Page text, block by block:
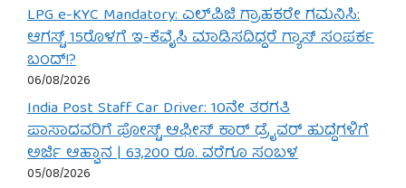
LPG e-KYC Mandatory: ಎಲ್‌ಪಿಜಿ ಗ್ರಾಹಕರೇ ಗಮನಿಸಿ:
ಆಗಸ್ಟ್ 15ರೊಳಗೆ ಇ-ಕೆವೈಸಿ ಮಾಡಿಸದಿದ್ದರೆ ಗ್ಯಾಸ್ ಸಂಪರ್ಕ
ಬಂದ್!?
06/08/2026
India Post Staff Car Driver: 10ನೇ ತರಗತಿ
ಪಾಸಾದವರಿಗೆ ಪೋಸ್ಟ್ ಆಫೀಸ್ ಕಾರ್ ಡ್ರೈವರ್ ಹುದ್ದೆಗಳಿಗೆ
ಅರ್ಜಿ ಆಹ್ವಾನ | 63,200 ರೂ. ವರೆಗೂ ಸಂಬಳ
05/08/2026